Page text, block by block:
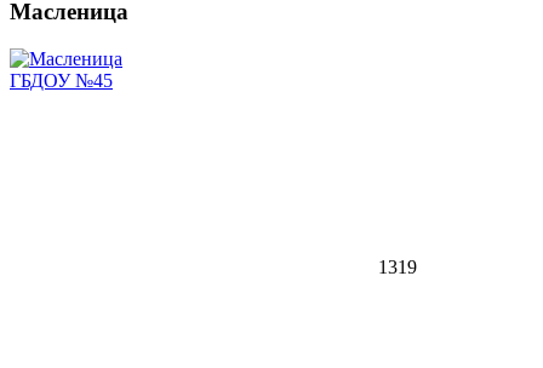
Масленица
ГБДОУ №45
1319